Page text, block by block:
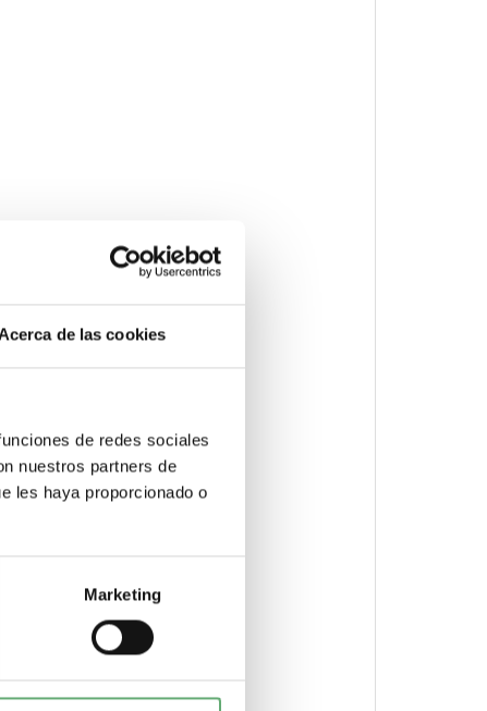
Acerca de las cookies
de redes sociales
nuestros partners de
les haya proporcionado o
Marketing